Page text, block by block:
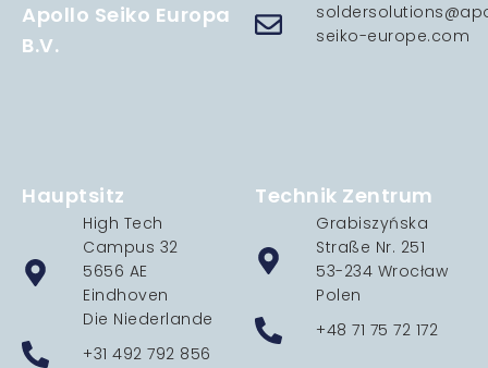
Apollo Seiko Europa
B.V.
seiko-europe.com
Hauptsitz
High Tech
Campus 32
5656 AE
Eindhoven
Die Niederlande
+31 492 792 856
Technik Zentrum
Grabiszyńska
Straße Nr. 251
53-234 Wrocław
Polen
+48 71 75 72 172